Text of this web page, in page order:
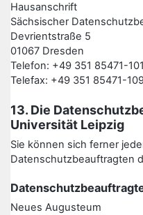
Hausanschrift
Sächsischer
Devrientstraße 5
01067 Dresden
Telefon: +49 351 85471-101
Telefax: +49 351 85471-
13. Die
Universität Leipzig
Sie können sich ferner
Datenschutzbeauftragten
Neues Augusteum